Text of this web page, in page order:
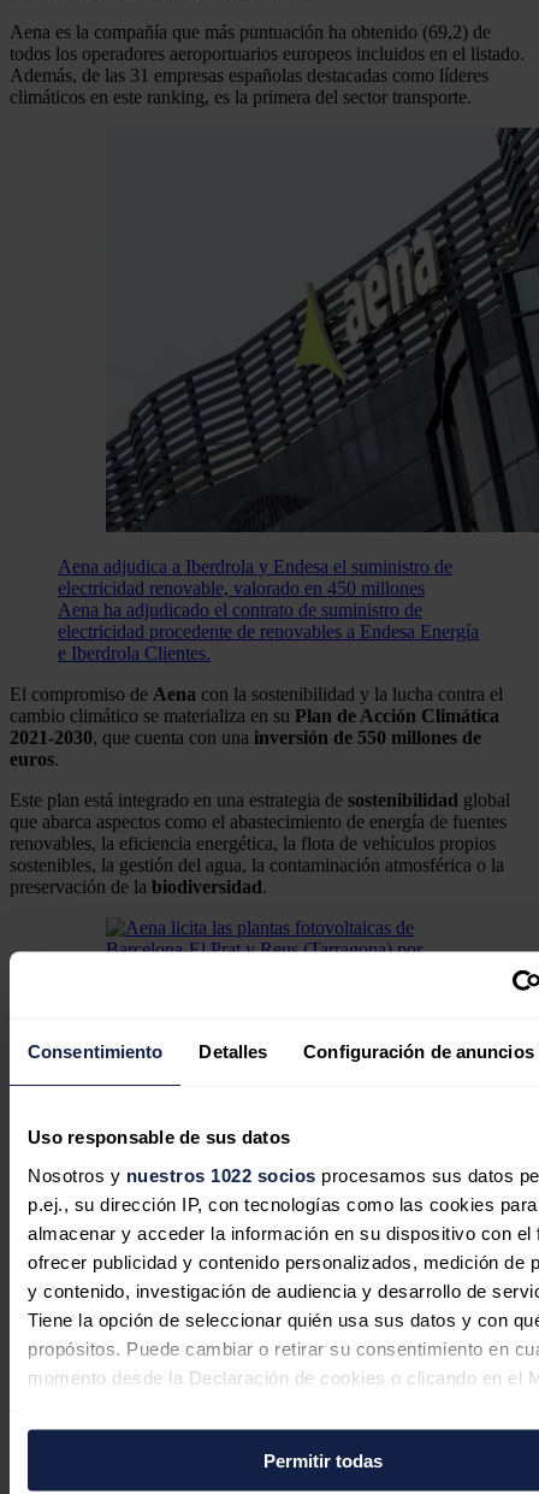
Consentimiento Detalles Configuración de anuncios
Uso responsable de sus datos
Nosotros y nuestros 1022 socios procesamos sus datos
p.ej., su dirección IP, con tecnologías como las cookies para
almacenar y acceder la información en su dispositivo con el
ofrecer publicidad y contenido personalizados, medición de
y contenido, investigación de audiencia y desarrollo de
Tiene la opción de seleccionar quién usa sus datos y con
propósitos. Puede cambiar o retirar su consentimiento en
momento desde la Declaración de cookies o clicando en el
Si lo permite, también quisiéramos:Permitir todas
Aena es la compañía que más puntuación ha obtenido (69,2) de
todos los operadores aeroportuarios europeos incluidos en el listado.
Además, de las 31 empresas españolas destacadas como líderes
climáticos en este ranking, es la primera del sector transporte.
Aena adjudica a Iberdrola y Endesa el suministro de
electricidad renovable, valorado en 450 millones
Aena ha adjudicado el contrato de suministro de
electricidad procedente de renovables a Endesa Energía
e Iberdrola Clientes.
El compromiso de Aena con la sostenibilidad y la lucha contra el
cambio climático se materializa en su Plan de Acción Climática
2021-2030, que cuenta con una inversión de 550 millones de
euros.
Este plan está integrado en una estrategia de sostenibilidad global
que abarca aspectos como el abastecimiento de energía de fuentes
renovables, la eficiencia energética, la flota de vehículos propios
sostenibles, la gestión del agua, la contaminación atmosférica o la
preservación de la biodiversidad.
Aena ha aprobado la licitación de las plantas
Con esta hoja de ruta, Aena trabaja para reducir las
en carbono en 2026 y sentar las bases para alcanzar las cero
emisiones netas en 2040.
El cumplimiento del Plan de Acción Climática de Aena es sometido
a aprobación cada año en su junta general de accionistas, siendo la
primera empresa española y una de las primeras del mundo en rendir
cuentas a los accionistas sobre su desempeño en materia de acción
climática, según ha destacado.
Noticias relacionadas
Las petroleras europeas aprovechan